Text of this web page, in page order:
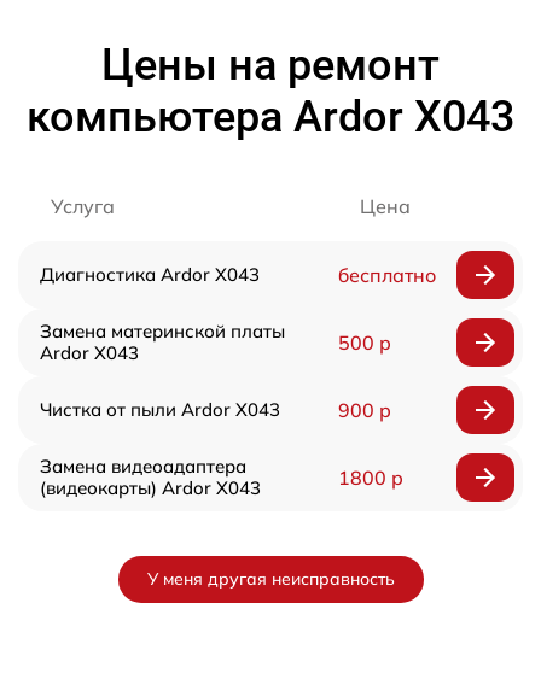
Цены на ремонт
компьютера Ardor X043
Услуга Цена
Диагностика Ardor X043 бесплатно
Замена материнской платы
Ardor X043
500 р
Чистка от пыли Ardor X043 900 р
Замена видеоадаптера
(видеокарты) Ardor X043
1800 р
У меня другая неисправность